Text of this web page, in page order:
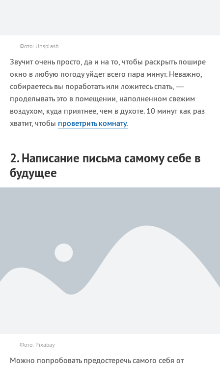
Фото: Unsplash
Звучит очень просто, да и на то, чтобы раскрыть пошире
окно в любую погоду уйдет всего пара минут. Неважно,
собираетесь вы поработать или ложитесь спать, —
проделывать это в помещении, наполненном свежим
воздухом, куда приятнее, чем в духоте. 10 минут как раз
хватит, чтобы проветрить комнату.
2. Написание письма самому себе в
будущее
Фото: Pixabay
Можно попробовать предостеречь самого себя от